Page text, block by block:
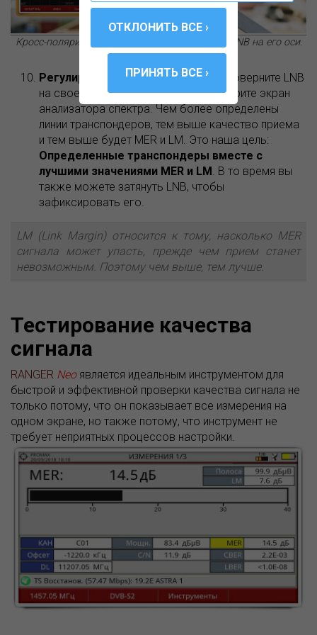
Кросс-поляризация регулируется поворотом LNB на его оси.
Регулировка MER и поляризация.
Поверните LNB
на своей оси и внимательно просмотрите экран
анализатора спектра. Чем более определены
линии транспондеров, тем выше качество приема
и тем выше будет MER и LM. Это наша цель:
Определенные транспондеры вместе с
лучшими значениями MER и LM . В то время вы
также можете затянуть LNB, чтобы
зафиксировать его.
LM (Link Margin) относится к тому, насколько MER
сигнала может упасть, прежде чем прием станет
невозможным. Поэтому чем выше, тем лучше.
Тестирование качества
сигнала
RANGER Neoявляется идеальным инструментом для
быстрой и эффективной проверки качества сигнала не
только потому, что он показывает все измерения на
одном экране, но также потому, что инструмент не
требует неприятных процессов настройки.